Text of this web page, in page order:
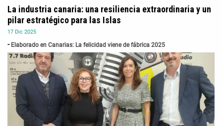
17 Dic 2025
Elaborado en Canarias: La felicidad viene de fábrica 2025
La industria canaria: una resiliencia extraordinaria y un
pilar estratégico para las Islas